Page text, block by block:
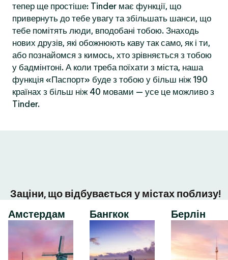
тепер ще простіше: Tinder має функції, що
привернуть до тебе увагу та збільшать шанси, що
тебе помітять люди, вподобані тобою. Знаходь
нових друзів, які обожнюють каву так само, як і ти,
або познайомся з кимось, хто зрівняється з тобою
у бадмінтоні. А коли треба поїхати з міста, наша
функція «Паспорт» буде з тобою у більш ніж 190
країнах з більш ніж 40 мовами — усе це можливо з
Tinder.
Заціни, що відбувається у містах поблизу!
Амстердам
Бангкок Берлін